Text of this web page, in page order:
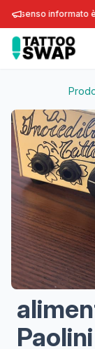
informato è
Paolini